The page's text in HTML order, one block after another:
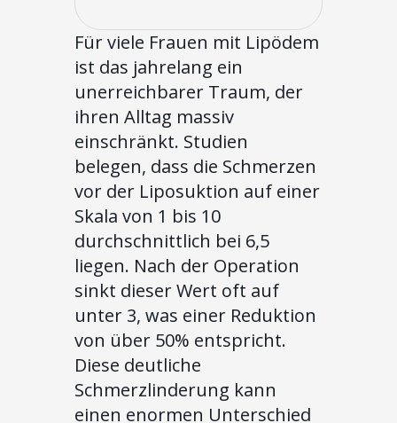
Für viele Frauen mit Lipödem
ist das jahrelang ein
unerreichbarer Traum, der
ihren Alltag massiv
einschränkt. Studien
belegen, dass die Schmerzen
vor der Liposuktion auf einer
Skala von 1 bis 10
durchschnittlich bei 6,5
liegen. Nach der Operation
sinkt dieser Wert oft auf
unter 3, was einer Reduktion
von über 50% entspricht.
Diese deutliche
Schmerzlinderung kann
einen enormen Unterschied